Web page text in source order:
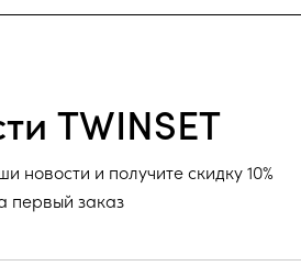
TWINSET
новости и получите скидку 10%
первый заказ